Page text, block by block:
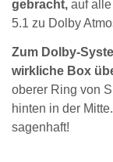
gebracht, auf
5.1 zu Dolby
Zum Dolby-
wirkliche Box
oberer Ring von
hinten in der
sagenhaft!